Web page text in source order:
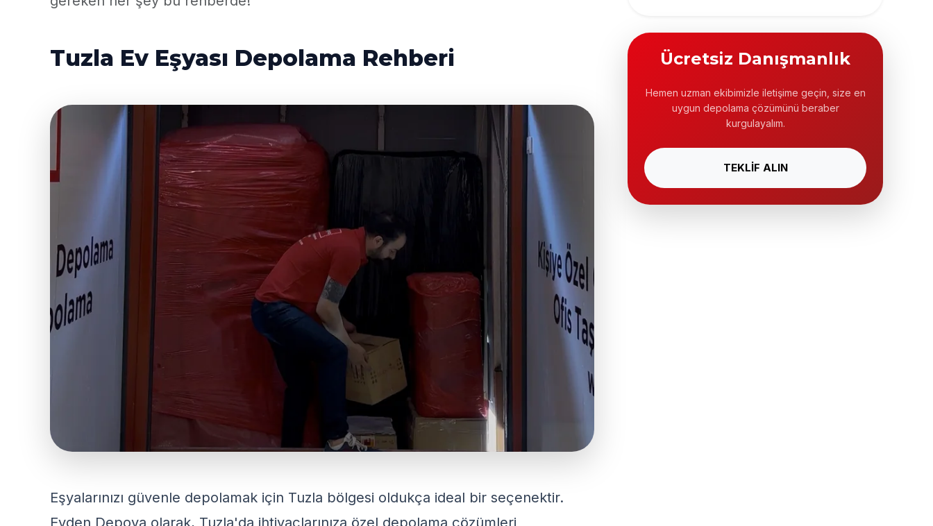
Tuzla Ev Eşyası Depolama Rehberi
Eşyalarınızı güvenle depolamak için Tuzla bölgesi oldukça ideal bir seçenektir.
Evden Depoya olarak, Tuzla'da ihtiyaçlarınıza özel depolama çözümleri
Ücretsiz Danışmanlık
Hemen uzman ekibimizle iletişime geçin, size en
uygun depolama çözümünü beraber
kurgulayalım.
TEKLİF ALIN